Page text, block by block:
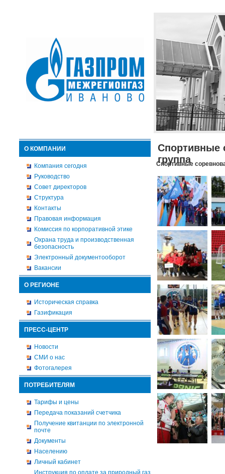
О КОМПАНИИ
Компания сегодня
Руководство
Совет директоров
Структура
Контакты
Правовая информация
Комиссия по корпоративной этике
Охрана труда и производственная
безопасность
Электронный документооборот
Вакансии
О РЕГИОНЕ
Историческая справка
Газификация
ПРЕСС-ЦЕНТР
Новости
СМИ о нас
Фотогалерея
ПОТРЕБИТЕЛЯМ
Тарифы и цены
Передача показаний счетчика
Получение квитанции по электронной
почте
Документы
Населению
Личный кабинет
Инструкция по оплате за природный газ
Спортивные
группа
Спортивные